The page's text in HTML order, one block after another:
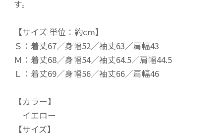
す。
【サイズ 単位：約cm】
Ｓ：着丈67／身幅52／袖丈63／肩幅43
Ｍ：着丈68／身幅54／袖丈64.5／肩幅44.5
Ｌ：着丈69／身幅56／袖丈66／肩幅46
【カラー】
イエロー
【サイズ】